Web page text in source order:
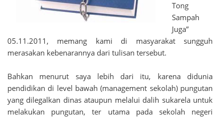
Tong
Sampah
Juga”
05.11.2011, memang kami di masyarakat sungguh
merasakan kebenarannya dari tulisan tersebut.
Bahkan menurut saya lebih dari itu, karena didunia
pendidikan di level bawah (management sekolah) pungutan
yang dilegalkan dinas ataupun melalui dalih sukarela untuk
melakukan pungutan, ter utama pada sekolah negeri